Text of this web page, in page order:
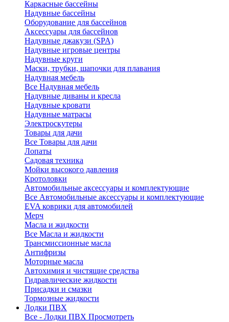
Каркасные бассейны
Надувные бассейны
Оборудование для бассейнов
Аксессуары для бассейнов
Надувные джакузи (SPA)
Надувные игровые центры
Надувные круги
Маски, трубки, шапочки для плавания
Надувная мебель
Все Надувная мебель
Надувные диваны и кресла
Надувные кровати
Надувные матрасы
Электроскутеры
Товары для дачи
Все Товары для дачи
Лопаты
Садовая техника
Мойки высокого давления
Кротоловки
Автомобильные аксессуары и комплектующие
Все Автомобильные аксессуары и комплектующие
EVA коврики для автомобилей
Мерч
Масла и жидкости
Все Масла и жидкости
Трансмиссионные масла
Антифризы
Моторные масла
Автохимия и чистящие средства
Гидравлические жидкости
Присадки и смазки
Тормозные жидкости
Лодки ПВХ
Все - Лодки ПВХ Просмотреть